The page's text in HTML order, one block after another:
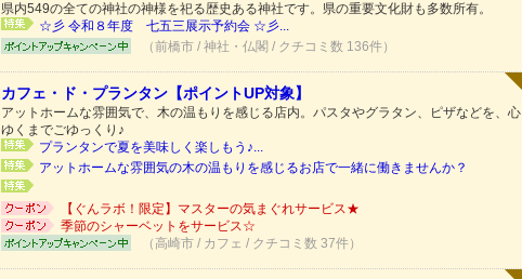
県内549の全ての神社の神様を祀る歴史ある神社です。県の重要文化財も多数所有。
☆彡 令和８年度 七五三展示予約会 ☆彡...
（前橋市 / 神社・仏閣 / クチコミ数 136件）
カフェ・ド・プランタン【ポイントUP対象】
アットホームな雰囲気で、木の温もりを感じる店内。パスタやグラタン、ピザなどを、心
ゆくまでごゆっくり♪
プランタンで夏を美味しく楽しもう♪...
アットホームな雰囲気の木の温もりを感じるお店で一緒に働きませんか？
【ぐんラボ！限定】マスターの気まぐれサービス★
季節のシャーベットをサービス☆
（高崎市 / カフェ / クチコミ数 37件）